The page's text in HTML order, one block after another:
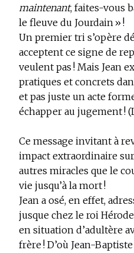
maintenant, faites-vous
le fleuve du Jourdain » !
Un premier tri s’opère
acceptent ce signe de
veulent pas ! Mais Jean
pratiques et concrets
et pas juste un acte
échapper au jugement !
Ce message invitant à
impact extraordinaire
autres miracles que le
vie jusqu’à la mort !
Jean a osé, en effet,
jusque chez le roi
en situation d’adultère
frère ! D’où Jean-